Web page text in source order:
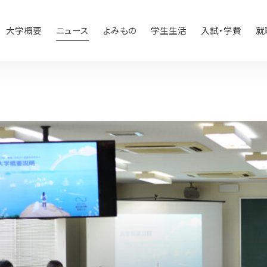
大学概要 ニュース よみもの 学生生活 入試・学費 就